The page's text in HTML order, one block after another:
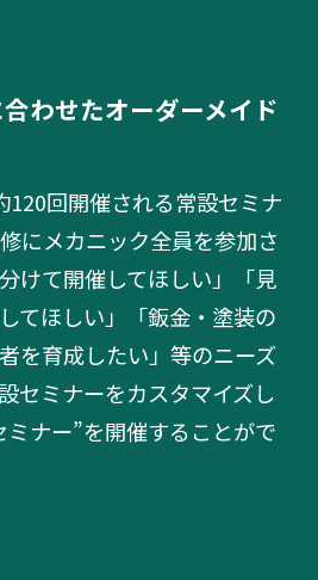
わせたオーダーメイド
120回開催される常設セミナ
にメカニック全員を参加さ
けて開催してほしい」「見
てほしい」「鈑金・塗装の
を育成したい」等のニーズ
セミナーをカスタマイズし
ナー”を開催することがで